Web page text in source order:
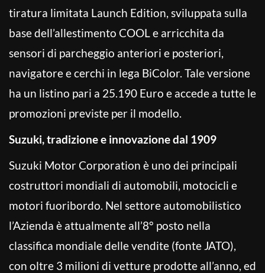
tiratura limitata Launch Edition, sviluppata sulla
base dell’allestimento COOL e arricchita da
sensori di parcheggio anteriori e posteriori,
navigatore e cerchi in lega BiColor. Tale versione
ha un listino pari a 25.190 Euro e accede a tutte le
promozioni previste per il modello.
Suzuki, tradizione e innovazione dal 1909
Suzuki Motor Corporation è uno dei principali
costruttori mondiali di automobili, motocicli e
motori fuoribordo. Nel settore automobilistico
l’Azienda è attualmente all’8° posto nella
classifica mondiale delle vendite (fonte JATO),
con oltre 3 milioni di vetture prodotte all’anno, ed